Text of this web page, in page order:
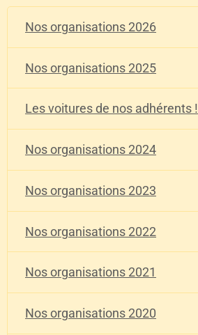
Nos organisations 2026
Nos organisations 2025
Les voitures de nos adhérents !
Nos organisations 2024
Nos organisations 2023
Nos organisations 2022
Nos organisations 2021
Nos organisations 2020